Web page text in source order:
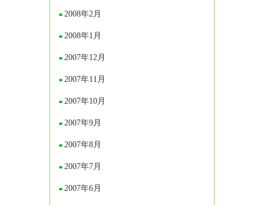
2008年2月
2008年1月
2007年12月
2007年11月
2007年10月
2007年9月
2007年8月
2007年7月
2007年6月